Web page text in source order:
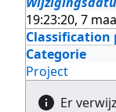
19:23:20, 7
Classification
Categorie
Project
Er